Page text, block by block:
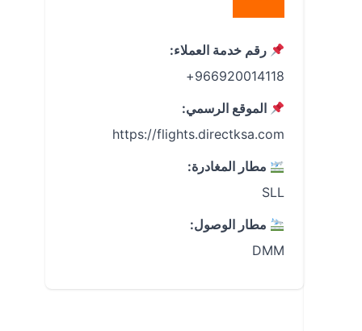
رقم خدمة العملاء:
966920014118+
الموقع الرسمي:
https://flights.directksa.com
مطار المغادرة:
SLL
مطار الوصول:
DMM